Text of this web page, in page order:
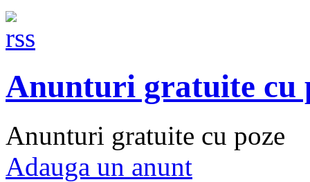
Anunturi gratuite cu
Anunturi gratuite cu poze
Adauga un anunt